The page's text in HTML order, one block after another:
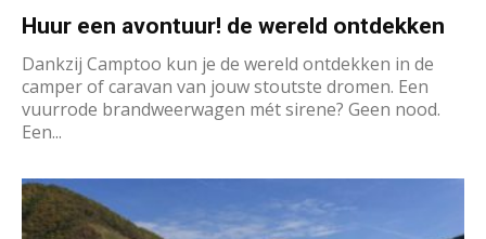
Huur een avontuur! de wereld ontdekken
Dankzij Camptoo kun je de wereld ontdekken in de
camper of caravan van jouw stoutste dromen. Een
vuurrode brandweerwagen mét sirene? Geen nood.
Een...